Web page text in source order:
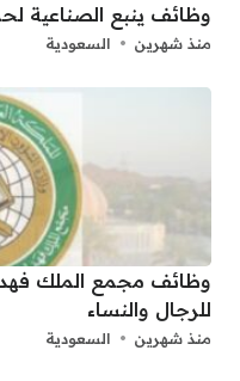
وظائف ينبع الصناعية
منذ شهرين السعودية
وظائف مجمع الملك
للرجال والنساء
منذ شهرين السعودية